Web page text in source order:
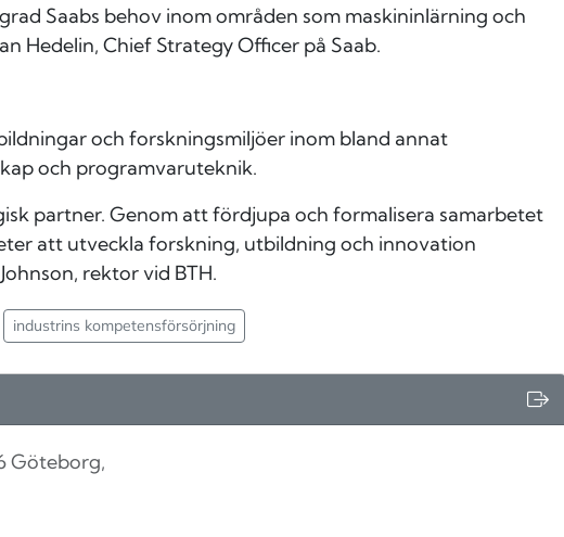
Saabs behov inom områden som maskininlärning och
Hedelin, Chief Strategy Officer på Saab.
och forskningsmiljöer inom bland annat
och programvaruteknik.
partner. Genom att fördjupa och formalisera samarbetet
att utveckla forskning, utbildning och innovation
rektor vid BTH.
industrins kompetensförsörjning
Göteborg,